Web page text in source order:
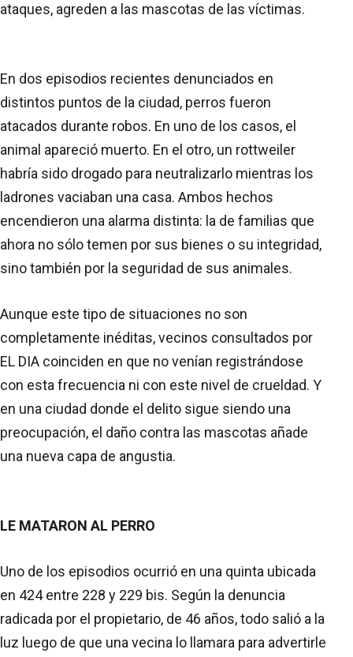
ataques, agreden a las mascotas de las víctimas.
En dos episodios recientes denunciados en
distintos puntos de la ciudad, perros fueron
atacados durante robos. En uno de los casos, el
animal apareció muerto. En el otro, un rottweiler
habría sido drogado para neutralizarlo mientras los
ladrones vaciaban una casa. Ambos hechos
encendieron una alarma distinta: la de familias que
ahora no sólo temen por sus bienes o su integridad,
sino también por la seguridad de sus animales.
Aunque este tipo de situaciones no son
completamente inéditas, vecinos consultados por
EL DIA coinciden en que no venían registrándose
con esta frecuencia ni con este nivel de crueldad. Y
en una ciudad donde el delito sigue siendo una
preocupación, el daño contra las mascotas añade
una nueva capa de angustia.
LE MATARON AL PERRO
Uno de los episodios ocurrió en una quinta ubicada
en 424 entre 228 y 229 bis. Según la denuncia
radicada por el propietario, de 46 años, todo salió a la
luz luego de que una vecina lo llamara para advertirle